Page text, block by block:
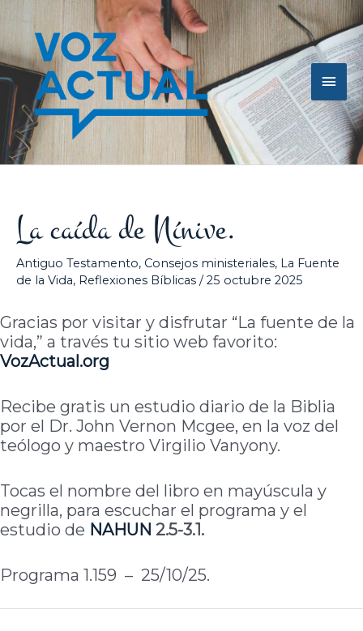
contenido
La caída de Nínive.
Antiguo Testamento, Consejos ministeriales, La Fuente
de la Vida, Reflexiones Bíblicas /25 octubre 2025
Gracias por visitar y disfrutar “La fuente de la
vida,” a través tu sitio web favorito:
VozActual.org
Recibe gratis un estudio diario de la Biblia
por el Dr. John Vernon Mcgee, en la voz del
teólogo y maestro Virgilio Vanyony.
Tocas el nombre del libro en mayúscula y
negrilla, para escuchar el programa y el
estudio de NAHUN 2.5-3.1.
Programa 1.159 – 25/10/25.